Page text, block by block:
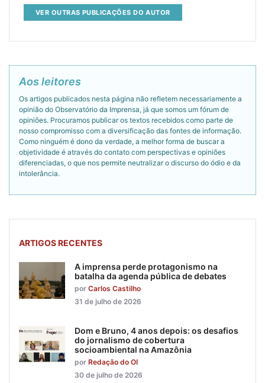
VER OUTRAS PUBLICAÇÕES DO AUTOR
Aos leitores
Os artigos publicados nesta página não refletem necessariamente a
opinião do Observatório da Imprensa, já que somos um fórum de
opiniões. Procuramos publicar os textos recebidos como parte de
nosso compromisso com a diversificação das fontes de informação.
Como ninguém é dono da verdade, a melhor forma de buscar a
objetividade é através do contato com perspectivas e opiniões
diferenciadas, o que nos permite neutralizar o discurso do ódio e da
intolerância.
ARTIGOS RECENTES
A imprensa perde protagonismo na
batalha da agenda pública de debates
por Carlos Castilho
31 de julho de 2026
Dom e Bruno, 4 anos depois: os desafios
do jornalismo de cobertura
socioambiental na Amazônia
por Redação do OI
30 de julho de 2026